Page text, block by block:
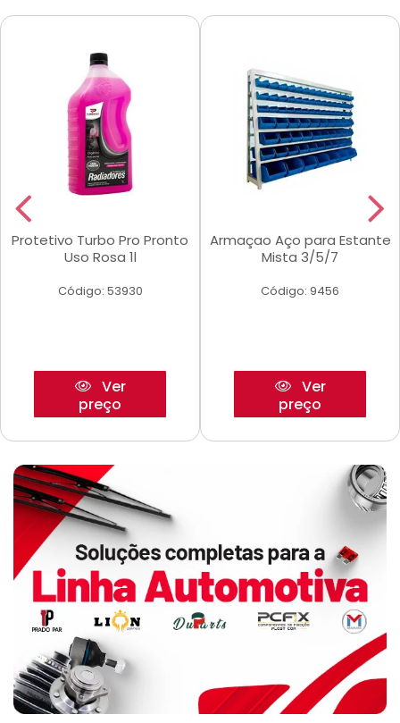
Protetivo Turbo Pro Pronto
Uso Rosa 1l
Código: 53930
Ver
preço
Armaçao Aço para Estante
Mista 3/5/7
Código: 9456
Ver
preço